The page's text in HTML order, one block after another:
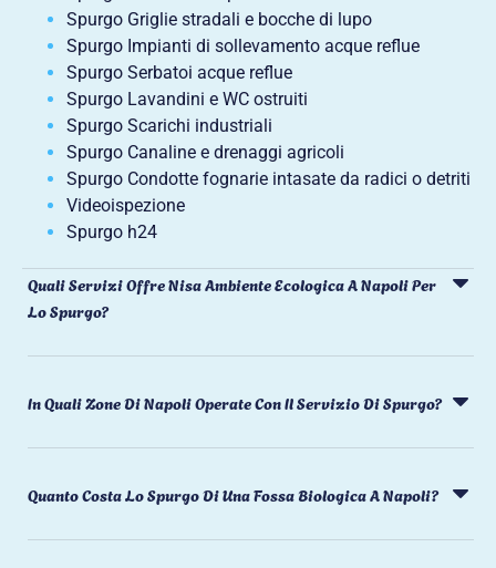
Spurgo Griglie stradali e bocche di lupo
Spurgo Impianti di sollevamento acque reflue
Spurgo Serbatoi acque reflue
Spurgo Lavandini e WC ostruiti
Spurgo Scarichi industriali
Spurgo Canaline e drenaggi agricoli
Spurgo Condotte fognarie intasate da radici o detriti
Videoispezione
Spurgo h24
Quali Servizi Offre Nisa Ambiente Ecologica A Napoli Per
Lo Spurgo?
In Quali Zone Di Napoli Operate Con Il Servizio Di Spurgo?
Quanto Costa Lo Spurgo Di Una Fossa Biologica A Napoli?